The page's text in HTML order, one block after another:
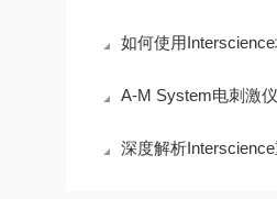
如何使用Interscience均质器优化
A-M System电刺激仪校准与维护：输出幅度验
深度解析Interscience重量稀释器的高精度